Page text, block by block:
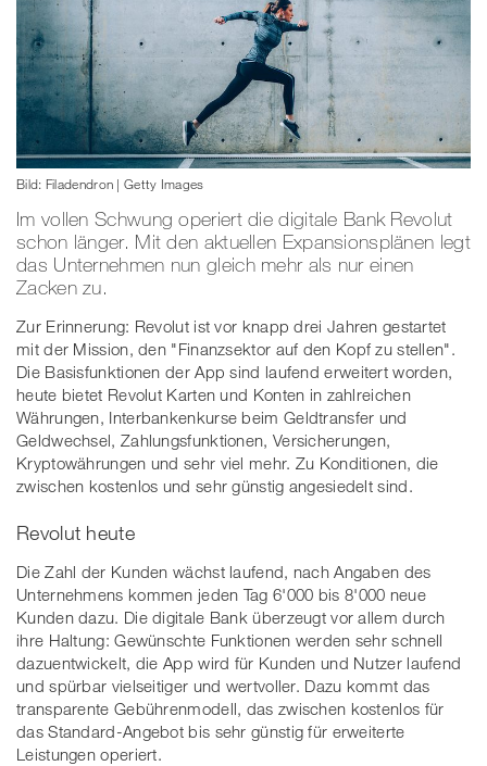
Bild: Filadendron | Getty Images
Im vollen Schwung operiert die digitale Bank Revolut
schon länger. Mit den aktuellen Expansionsplänen legt
das Unternehmen nun gleich mehr als nur einen
Zacken zu.
Zur Erinnerung: Revolut ist vor knapp drei Jahren gestartet
mit der Mission, den "Finanzsektor auf den Kopf zu stellen".
Die Basisfunktionen der App sind laufend erweitert worden,
heute bietet Revolut Karten und Konten in zahlreichen
Währungen, Interbankenkurse beim Geldtransfer und
Geldwechsel, Zahlungsfunktionen, Versicherungen,
Kryptowährungen und sehr viel mehr. Zu Konditionen, die
zwischen kostenlos und sehr günstig angesiedelt sind.
Revolut heute
Die Zahl der Kunden wächst laufend, nach Angaben des
Unternehmens kommen jeden Tag 6'000 bis 8'000 neue
Kunden dazu. Die digitale Bank überzeugt vor allem durch
ihre Haltung: Gewünschte Funktionen werden sehr schnell
dazuentwickelt, die App wird für Kunden und Nutzer laufend
und spürbar vielseitiger und wertvoller. Dazu kommt das
transparente Gebührenmodell, das zwischen kostenlos für
das Standard-Angebot bis sehr günstig für erweiterte
Leistungen operiert.